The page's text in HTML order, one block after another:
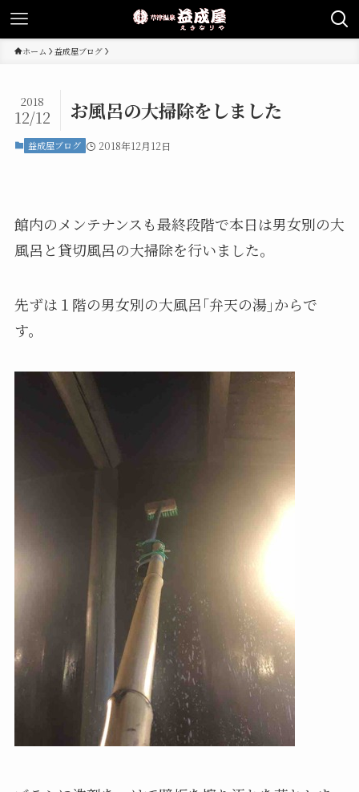
ホーム 益成屋ブログ
お風呂の大掃除をしました
2018
12/12
益成屋ブログ 2018年12月12日
館内のメンテナンスも最終段階で本日は男女別の大
風呂と貸切風呂の大掃除を行いました。
先ずは１階の男女別の大風呂｢弁天の湯｣からで
す。